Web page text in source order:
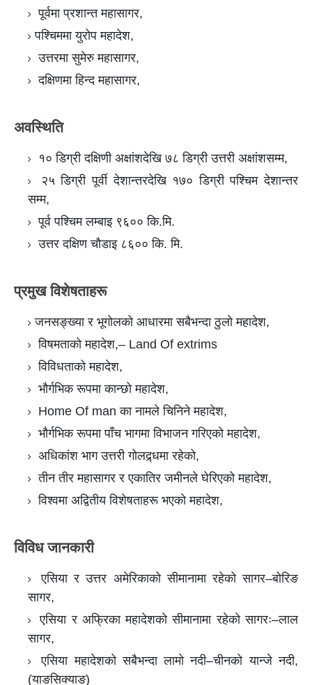
पूर्वमा प्रशान्त महासागर,
पश्चिममा युरोप महादेश,
उत्तरमा सुमेरु महासागर,
दक्षिणमा हिन्द महासागर,
अवस्थिति
१० डिग्री दक्षिणी अक्षांशदेखि ७८ डिग्री उत्तरी अक्षांशसम्म,
२५ डिग्री पूर्वी देशान्तरदेखि १७० डिग्री पश्चिम देशान्तर
सम्म,
पूर्व पश्चिम लम्बाइ ९६०० कि.मि.
उत्तर दक्षिण चौडाइ ८६०० कि. मि.
प्रमुख विशेषताहरू
जनसङ्ख्या र भूगोलको आधारमा सबैभन्दा ठुलो महादेश,
विषमताको महादेश,– Land Of extrims
विविधताको महादेश,
भौर्गभिक रूपमा कान्छो महादेश,
Home Of man का नामले चिनिने महादेश,
भौर्गभिक रूपमा पाँच भागमा विभाजन गरिएको महादेश,
अधिकांश भाग उत्तरी गोलद्र्धमा रहेको,
तीन तीर महासागर र एकातिर जमीनले घेरिएको महादेश,
विश्वमा अद्वितीय विशेषताहरू भएको महादेश,
विविध जानकारी
एसिया र उत्तर अमेरिकाको सीमानामा रहेको सागर–बोरिङ
सागर,
एसिया र अफ्रिका महादेशको सीमानामा रहेको सागरः–लाल
सागर,
एसिया महादेशको सबैभन्दा लामो नदी–चीनको यान्जे नदी,
(याङसिक्याङ)